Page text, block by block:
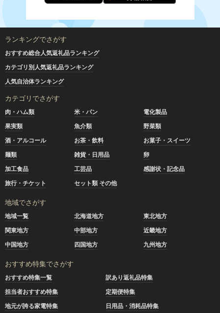
ランキングでさがす
おすすめ総合人気返礼品ランキング
カテゴリ別人気返礼品ランキング
人気自治体ランキング
カテゴリでさがす
肉・ハム類 米・パン
電化製品
果実類
魚介類
野菜類
酒・アルコール
お茶・飲料
お菓子・スイーツ
麺類
雑貨・日用品
卵
加工食品
工芸品
感謝状・記念品
旅行・チケット
セット類 その他
地域でさがす
地域一覧 北海道地方
東北地方
関東地方
中部地方
近畿地方
中国地方
四国地方 九州地方
おすすめ特集でさがす
おすすめ特集一覧
訳あり返礼品特集
担当者おすすめ特集
定期便特集
地元が誇る家電特集
日用品・消耗品特集